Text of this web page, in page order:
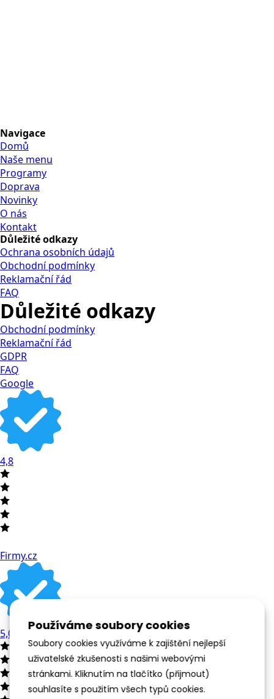
Používáme soubory cookies
Soubory cookies využíváme k zajištění nejlepší
uživatelské zkušenosti s našimi webovými
stránkami. Kliknutím na tlačítko (přijmout)
souhlasíte s použitím všech typů cookies.
Navigace
Domů
Naše menu
Programy
Doprava
Novinky
O nás
Kontakt
Důležité odkazy
Ochrana osobních údajů
Obchodní podmínky
Reklamační řád
FAQ
Důležité odkazy
Obchodní podmínky
Reklamační řád
GDPR
FAQ
Google
4,8
Firmy.cz
5,0